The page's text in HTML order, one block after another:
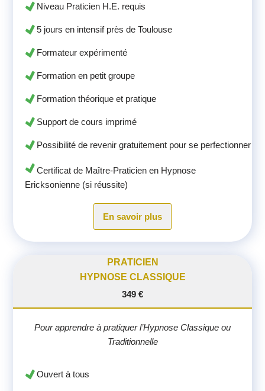
Niveau Praticien H.E. requis
5 jours en intensif près de Toulouse
Formateur expérimenté
Formation en petit groupe
Formation théorique et pratique
Support de cours imprimé
Possibilité de revenir gratuitement pour se perfectionner
Certificat de Maître-Praticien en Hypnose
Ericksonienne (si réussite)
En savoir plus
PRATICIEN
HYPNOSE CLASSIQUE
349 €
Pour apprendre à pratiquer l’Hypnose Classique ou
Traditionnelle
Ouvert à tous